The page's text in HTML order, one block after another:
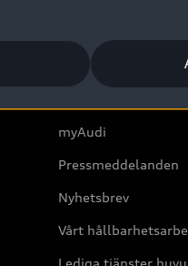
Boka Service online
myAudi
Pressmeddelanden
Nyhetsbrev
Vårt
Lediga tjänster